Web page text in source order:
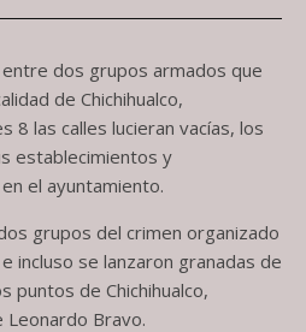
dos grupos armados que
de Chichihualco,
8 las calles lucieran vacías, los
establecimientos y
el ayuntamiento.
grupos del crimen organizado
incluso se lanzaron granadas de
puntos de Chichihualco,
Leonardo Bravo.